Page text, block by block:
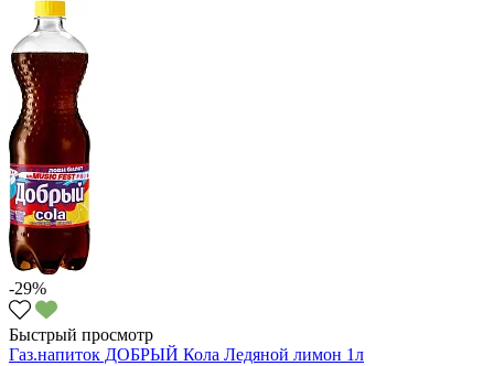
-29%
Быстрый просмотр
Газ.напиток ДОБРЫЙ Кола Ледяной лимон 1л